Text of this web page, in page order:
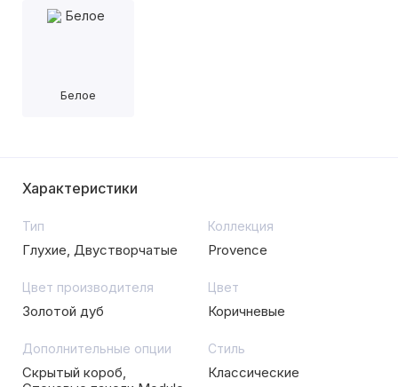
Белое
Характеристики
Тип
Глухие, Двустворчатые
Коллекция
Provence
Цвет производителя
Золотой дуб
Цвет
Коричневые
Дополнительные опции
Скрытый короб,
Стиль
Классические